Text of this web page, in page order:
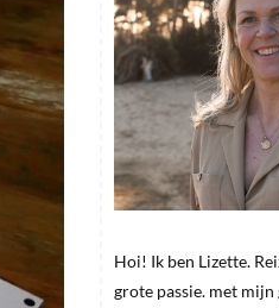
Hoi! Ik ben Lizette.
grote passie. met mijn